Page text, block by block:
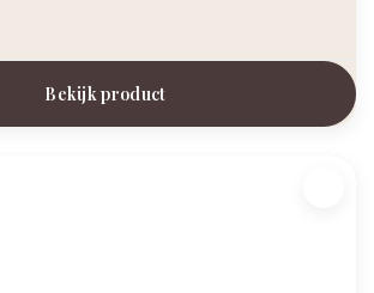
Bekijk product